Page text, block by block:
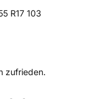
R17 103
zufrieden.